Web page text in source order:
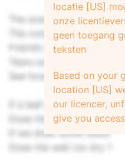
The scent of a flower
The colours of the
Friends to believe in
Tears soon forgotten
See how the rain drives
If a leaf has fallen
Does the tree lie broken ?
If we draw some water
Does the well run dry ?
locatie [US]
onze
geen toegang
teksten
Based on your
location [US]
our licencer,
give you